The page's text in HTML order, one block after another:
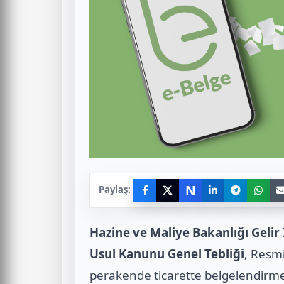
Paylaş: N
Hazine ve Maliye Bakanlığı Gelir
Usul Kanunu Genel Tebliği,
perakende ticarette